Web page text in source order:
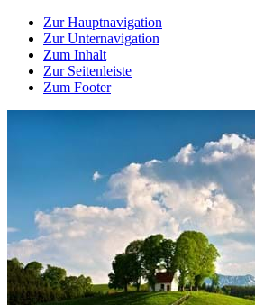
Zur Hauptnavigation
Zur Unternavigation
Zum Inhalt
Zur Seitenleiste
Zum Footer